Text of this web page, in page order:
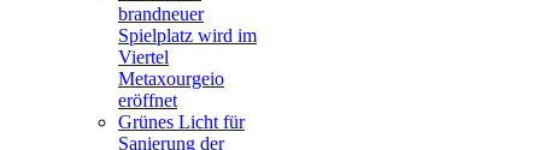
brandneuer
Spielplatz wird im
Viertel
Metaxourgeio
eröffnet
Grünes Licht für
Sanierung der